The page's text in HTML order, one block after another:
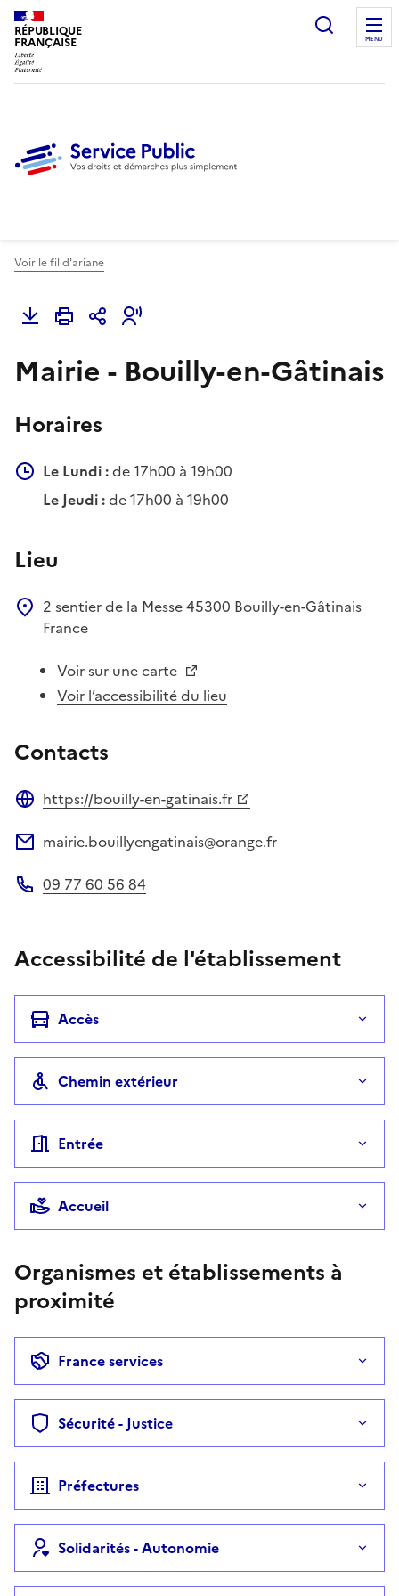
RÉPUBLIQUE
FRANÇAISE
Ouvrir
MENU
Voir le fil d'ariane
Mairie - Bouilly-en-Gâtinais
Horaires
Le Lundi :de 17h00 à 19h00
Le Jeudi :de 17h00 à 19h00
Lieu
2 sentier de la Messe45300 Bouilly-en-Gâtinais
France
Voir sur une carte
Voir l’accessibilité du lieu
Contacts
https://bouilly-en-gatinais.fr
mairie.bouillyengatinais@orange.fr
09 77 60 56 84
Accessibilité de l'établissement
Accès
Chemin extérieur
Entrée
Accueil
Organismes et établissements à
proximité
France services
Sécurité - Justice
Préfectures
Solidarités - Autonomie